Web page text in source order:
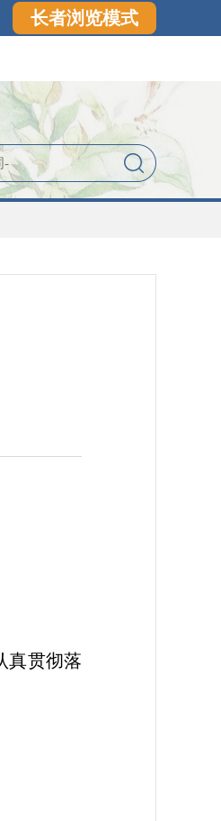
长者浏览模式
真贯彻落